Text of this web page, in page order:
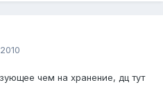
чем на хранение, дц тут